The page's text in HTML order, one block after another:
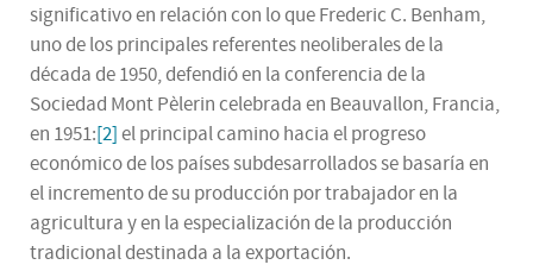
significativo en relación con lo que Frederic C. Benham,
uno de los principales referentes neoliberales de la
década de 1950, defendió en la conferencia de la
Sociedad Mont Pèlerin celebrada en Beauvallon, Francia,
en 1951:[2]el principal camino hacia el progreso
económico de los países subdesarrollados se basaría en
el incremento de su producción por trabajador en la
agricultura y en la especialización de la producción
tradicional destinada a la exportación.